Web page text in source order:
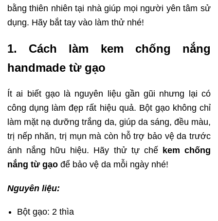
bằng thiên nhiên tại nhà giúp mọi người yên tâm sử
dụng. Hãy bắt tay vào làm thử nhé!
1. Cách làm kem chống nắng
handmade từ gạo
Ít ai biết gạo là nguyên liệu gần gũi nhưng lại có
công dụng làm đẹp rất hiệu quả. Bột gạo không chỉ
làm mặt nạ dưỡng trắng da, giúp da sáng, đều màu,
trị nếp nhăn, trị mụn mà còn hỗ trợ bảo vệ da trước
ánh nắng hữu hiệu. Hãy thử tự chế kem chống
nắng từ gạo để bảo vệ da mỗi ngày nhé!
Nguyên liệu:
Bột gạo: 2 thìa